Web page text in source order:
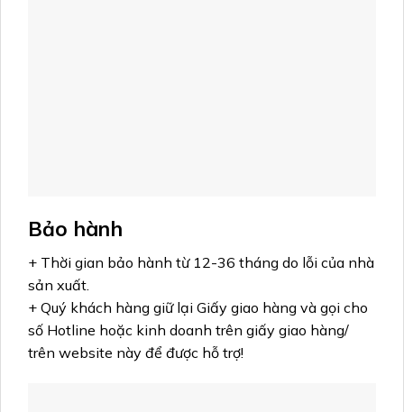
Bảo hành
+ Thời gian bảo hành từ 12-36 tháng do lỗi của nhà
sản xuất.
+ Quý khách hàng giữ lại Giấy giao hàng và gọi cho
số Hotline hoặc kinh doanh trên giấy giao hàng/
trên website này để được hỗ trợ!